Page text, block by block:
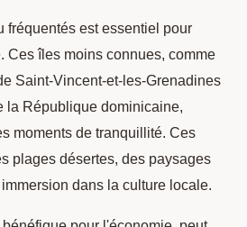
fréquentés est essentiel pour
Ces îles moins connues, comme
Saint-Vincent-et-les-Grenadines
la République dominicaine,
moments de tranquillité. Ces
plages désertes, des paysages
dans la culture locale.